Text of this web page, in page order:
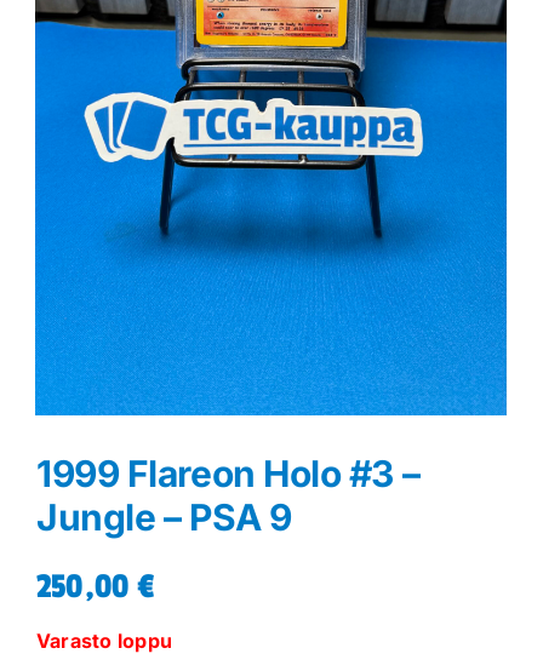
1999 Flareon Holo #3 –
Jungle – PSA 9
250,00 €
Varasto loppu